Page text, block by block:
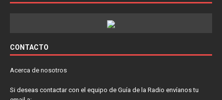
CONTACTO
Acerca de nosotros
Si deseas contactar con el equipo de Guía de la Radio envíanos tu